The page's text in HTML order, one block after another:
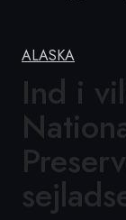
Tyskland
Schweiz
ALASKA
Ind i